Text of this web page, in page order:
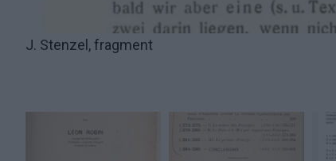
J. Stenzel, fragment